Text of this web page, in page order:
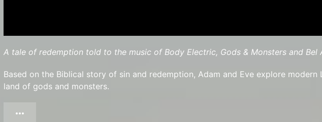
A tale of redemption told to the music of Body Electric, Gods & Monsters and Bel
Based on the Biblical story of sin and redemption, Adam and Eve explore modern
land of gods and monsters.